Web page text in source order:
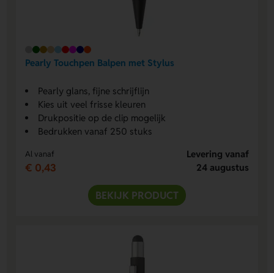
Pearly Touchpen Balpen met Stylus
Pearly glans, fijne schrijflijn
Kies uit veel frisse kleuren
Drukpositie op de clip mogelijk
Bedrukken vanaf 250 stuks
Al vanaf
€ 0,43
Levering vanaf
24 augustus
BEKIJK PRODUCT